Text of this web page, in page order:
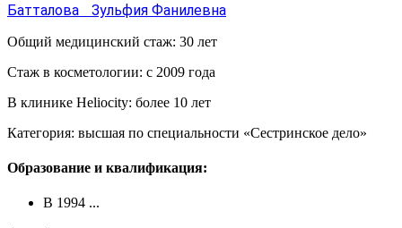
Батталова Зульфия Фанилевна
Общий медицинский стаж: 30 лет
Стаж в косметологии: с 2009 года
В клинике Heliocity: более 10 лет
Категория: высшая по специальности «Сестринское дело»
Образование и квалификация:
В 1994 ...